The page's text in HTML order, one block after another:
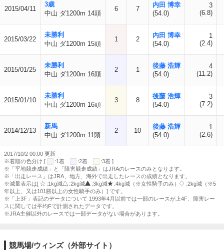
2015/04/11
3歳
中山 ダ1200m 14頭
6 7
内田 博幸
(54.0)
3
(6.8)
2015/03/22
未勝利
中山 ダ1200m 15頭
1 2
内田 博幸
(54.0)
1
(2.4)
2015/01/25
未勝利
中山 ダ1200m 16頭
2 1
後藤 浩輝
(54.0)
4
(11.2)
2015/01/10
未勝利
中山 ダ1200m 16頭
3 8
後藤 浩輝
(54.0)
3
(7.2)
2014/12/13
新馬
中山 ダ1200m 11頭
2 10
後藤 浩輝
(54.0)
1
(2.6)
2017/10/2 00:00 更新
※着順の色分け [
:1着 :2着
:3着 ]
※「平地競走成績」と「障害競走成績」はJRAのレースのみとなります。
※「出走レース」はJRA、地方、海外で出走したレースの成績となります。
※減量表示は[
:1kg減 :2kg減 :3kg減 :4kg減（※女性騎手のみ）
:2kg減（※5
年以上、又は101勝以上の女性騎手のみ）] です。
※「上3F」表記のデータについて 1993年4月以前では一部のレースが上4F、障害レー
スに関しては平均Fで計測されたデータです。
※JRA主催以外のレースでは一部データがない場合があります。
競馬場/ウィンズ（外部サイト）